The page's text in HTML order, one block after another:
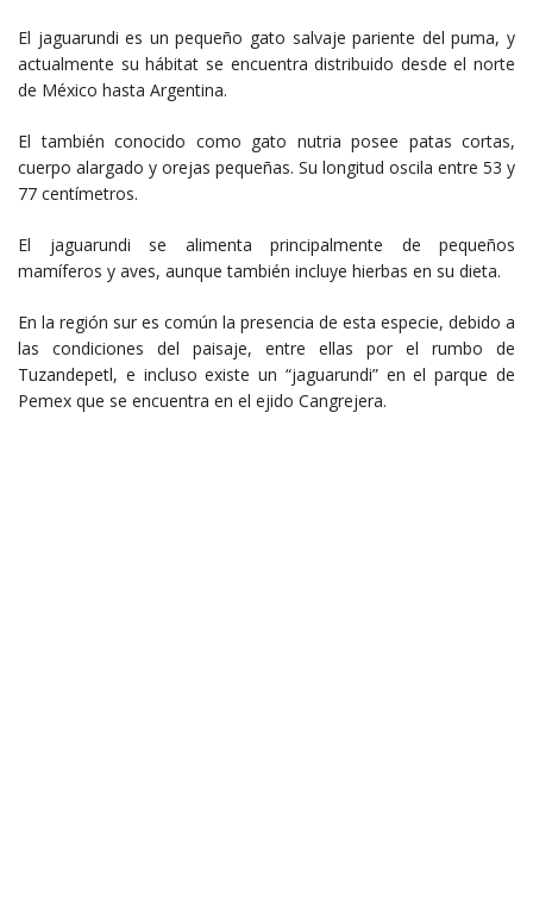
El jaguarundi es un pequeño gato salvaje pariente del puma, y
actualmente su hábitat se encuentra distribuido desde el norte
de México hasta Argentina.
El también conocido como gato nutria posee patas cortas,
cuerpo alargado y orejas pequeñas. Su longitud oscila entre 53 y
77 centímetros.
El jaguarundi se alimenta principalmente de pequeños
mamíferos y aves, aunque también incluye hierbas en su dieta.
En la región sur es común la presencia de esta especie, debido a
las condiciones del paisaje, entre ellas por el rumbo de
Tuzandepetl, e incluso existe un “jaguarundi” en el parque de
Pemex que se encuentra en el ejido Cangrejera.